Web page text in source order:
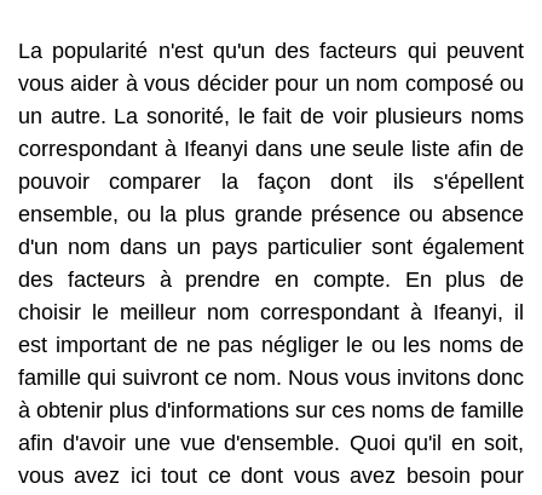
La popularité n'est qu'un des facteurs qui peuvent
vous aider à vous décider pour un nom composé ou
un autre. La sonorité, le fait de voir plusieurs noms
correspondant à Ifeanyi dans une seule liste afin de
pouvoir comparer la façon dont ils s'épellent
ensemble, ou la plus grande présence ou absence
d'un nom dans un pays particulier sont également
des facteurs à prendre en compte. En plus de
choisir le meilleur nom correspondant à Ifeanyi, il
est important de ne pas négliger le ou les noms de
famille qui suivront ce nom. Nous vous invitons donc
à obtenir plus d'informations sur ces noms de famille
afin d'avoir une vue d'ensemble. Quoi qu'il en soit,
vous avez ici tout ce dont vous avez besoin pour